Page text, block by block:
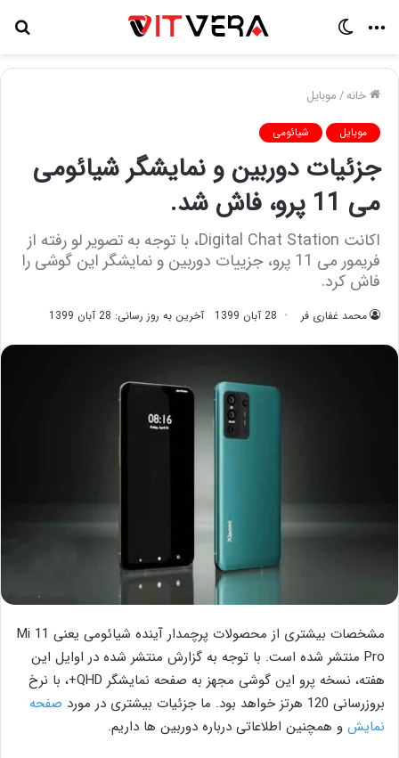
منو
خانه/موبایل
موبایل شیائومی
جزئیات دوربین و نمایشگر شیائومی
می 11 پرو، فاش شد.
اکانت Digital Chat Station، با توجه به تصویر لو رفته از
فریمور می 11 پرو، جزییات دوربین و نمایشگر این گوشی را
فاش کرد.
محمد غفاری فر 28 آبان 1399 آخرین به روز رسانی: 28 آبان 1399
مشخصات بیشتری از محصولات پرچمدار آینده شیائومی یعنی Mi 11
Pro منتشر شده است. با توجه به گزارش منتشر شده در اوایل این
هفته، نسخه پرو این گوشی مجهز به صفحه نمایشگر QHD+، با نرخ
بروزرسانی 120 هرتز خواهد بود. ما جزئیات بیشتری در مورد
صفحه
نمایش و همچنین اطلاعاتی درباره دوربین ها داریم.